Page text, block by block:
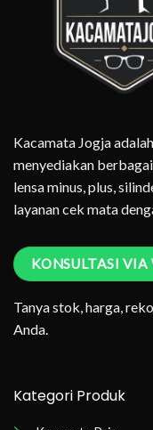
Kacamata Jogja
menyediakan
lensa minus, plus,
layanan cek mata
KONSULTASI
Tanya stok, harga,
Anda.
Kategori Produk